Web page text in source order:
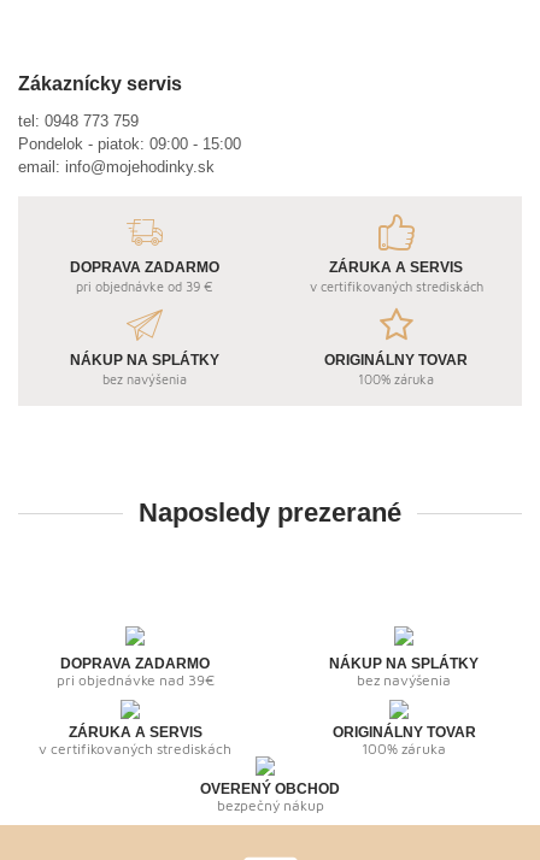
Zákaznícky servis
tel: 0948 773 759
Pondelok - piatok: 09:00 - 15:00
email: info@mojehodinky.sk
DOPRAVA ZADARMO
pri objednávke od 39 €
ZÁRUKA A SERVIS
v certifikovaných strediskách
NÁKUP NA SPLÁTKY
bez navýšenia
ORIGINÁLNY TOVAR
100% záruka
Naposledy prezerané
DOPRAVA ZADARMO
pri objednávke nad 39€
NÁKUP NA SPLÁTKY
bez navýšenia
ZÁRUKA A SERVIS
v certifikovaných strediskách
ORIGINÁLNY TOVAR
100% záruka
OVERENÝ OBCHOD
bezpečný nákup